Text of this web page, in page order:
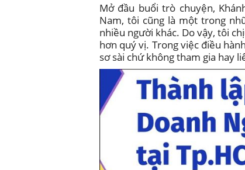
Mở đầu buổi trò chuyện,
Nam, tôi cũng là một trong
nhiều người khác. Do vậy, tôi
hơn quý vị. Trong việc điều
sơ sài chứ không tham gia hay